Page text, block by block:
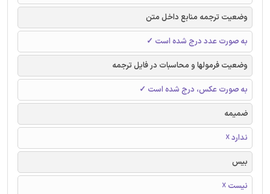
وضعیت ترجمه منابع داخل متن
به صورت عدد درج شده است ✓
وضعیت فرمولها و محاسبات در فایل ترجمه
به صورت عکس، درج شده است ✓
ضمیمه
ندارد ☓
بیس
نیست ☓